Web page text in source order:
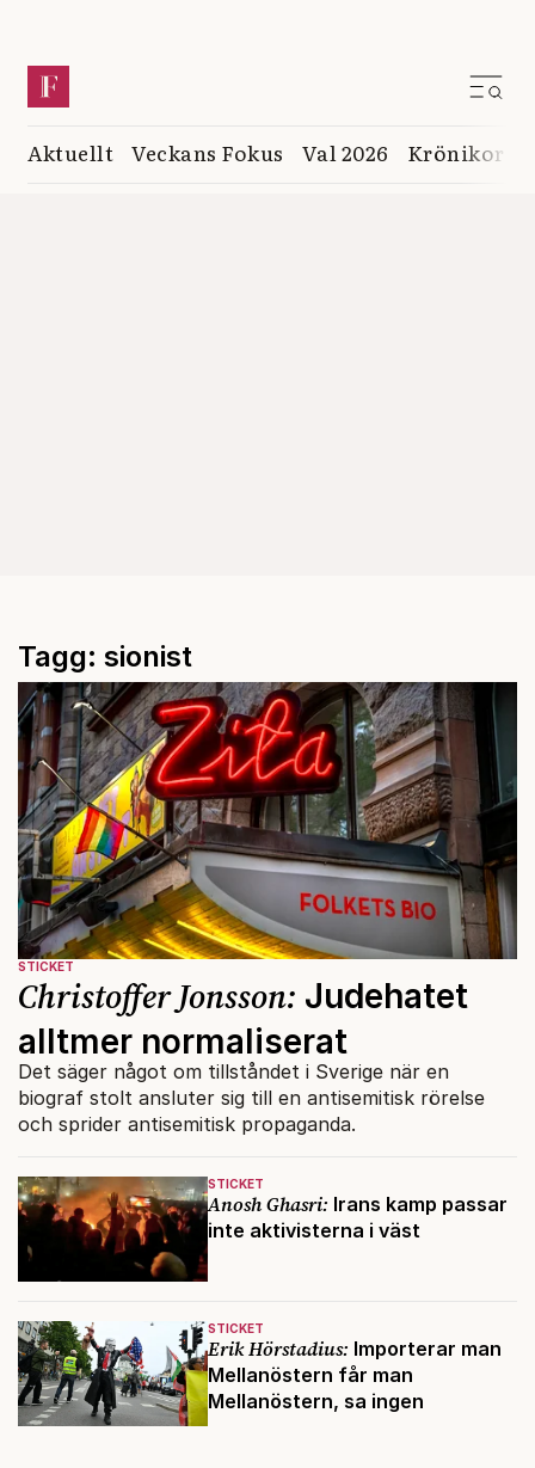
Aktuellt Veckans Fokus Val 2026 Krönikor
Tagg: sionist
STICKET
Anosh Ghasri: Irans kamp passar
inte aktivisterna i väst
STICKET
Erik Hörstadius: Importerar man
Mellanöstern får man
Mellanöstern, sa ingen
STICKET
Christoffer Jonsson: Judehatet
alltmer normaliserat
Det säger något om tillståndet i Sverige när en
biograf stolt ansluter sig till en antisemitisk rörelse
och sprider antisemitisk propaganda.